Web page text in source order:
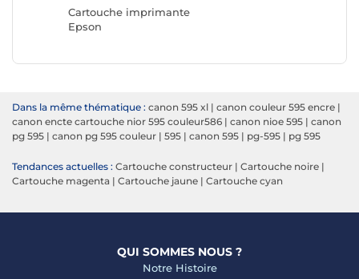
Cartouche imprimante
Epson
Dans la même thématique : canon 595 xl | canon couleur 595 encre |
canon encte cartouche nior 595 couleur586 | canon nioe 595 | canon
pg 595 | canon pg 595 couleur | 595 | canon 595 | pg-595 | pg 595
Tendances actuelles : Cartouche constructeur | Cartouche noire |
Cartouche magenta | Cartouche jaune | Cartouche cyan
QUI SOMMES NOUS ?
Notre Histoire